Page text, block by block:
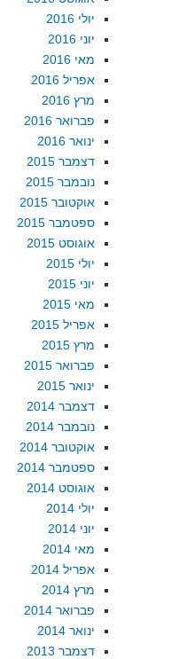
יולי 2016
יוני 2016
מאי 2016
אפריל 2016
מרץ 2016
פברואר 2016
ינואר 2016
דצמבר 2015
נובמבר 2015
אוקטובר 2015
ספטמבר 2015
אוגוסט 2015
יולי 2015
יוני 2015
מאי 2015
אפריל 2015
מרץ 2015
פברואר 2015
ינואר 2015
דצמבר 2014
נובמבר 2014
אוקטובר 2014
ספטמבר 2014
אוגוסט 2014
יולי 2014
יוני 2014
מאי 2014
אפריל 2014
מרץ 2014
פברואר 2014
ינואר 2014
דצמבר 2013